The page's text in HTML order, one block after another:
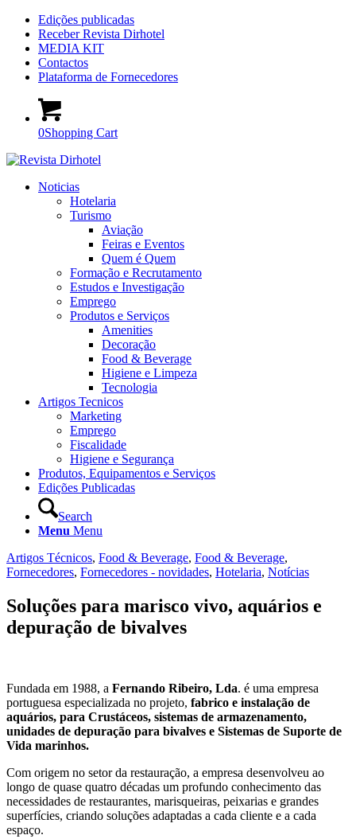
Edições publicadas
Receber Revista Dirhotel
MEDIA KIT
Contactos
Plataforma de Fornecedores
0Shopping Cart
Noticias
Hotelaria
Turismo
Aviação
Feiras e Eventos
Quem é Quem
Formação e Recrutamento
Estudos e Investigação
Emprego
Produtos e Serviços
Amenities
Decoração
Food & Beverage
Higiene e Limpeza
Tecnologia
Artigos Tecnicos
Marketing
Emprego
Fiscalidade
Higiene e Segurança
Produtos, Equipamentos e Serviços
Edições Publicadas
Search
Menu Menu
Artigos Técnicos, Food & Beverage, Food & Beverage,
Fornecedores, Fornecedores - novidades, Hotelaria, Notícias
Soluções para marisco vivo, aquários e
depuração de bivalves
Fundada em 1988, a Fernando Ribeiro, Lda. é uma empresa
portuguesa especializada no projeto, fabrico e instalação de
aquários, para Crustáceos, sistemas de armazenamento,
unidades de depuração para bivalves e Sistemas de Suporte de
Vida marinhos.
Com origem no setor da restauração, a empresa desenvolveu ao
longo de quase quatro décadas um profundo conhecimento das
necessidades de restaurantes, marisqueiras, peixarias e grandes
superfícies, criando soluções adaptadas a cada cliente e a cada
espaço.